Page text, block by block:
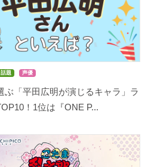
話題 声優
ぶ「平田広明が演じるキャラ」ラ
！1位は『ONE P...